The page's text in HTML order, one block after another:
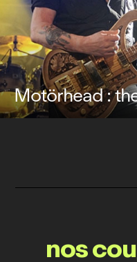
Motörhead :
nos